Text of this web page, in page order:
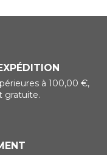
à 100,00 €,
gratuite.